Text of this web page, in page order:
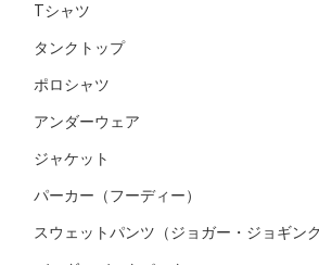
Tシャツ
タンクトップ
ポロシャツ
アンダーウェア
ジャケット
パーカー（フーディー）
スウェットパンツ（ジョガー・ジョギング